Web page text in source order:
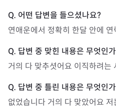
연애운에서 정확히 한달 안에 연
거의 다 맞추셧어요 이직하려는
없었습니다 거의 다 맞았어요 저